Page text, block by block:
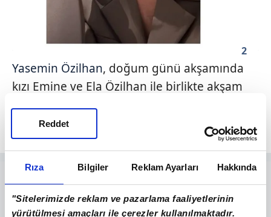
Rıza Bilgiler Reklam Ayarları Hakkında
"Sitelerimizde reklam ve pazarlama faaliyetlerinin
yürütülmesi amaçları ile çerezler kullanılmaktadır.
Reddet
2
Yasemin Özilhan, doğum günü akşamında
kızı Emine ve Ela Özilhan ile birlikte akşam
yemeği yedi ve mutlu anlarını sosyal medya
hesabında takipçileriyle paylaştı.